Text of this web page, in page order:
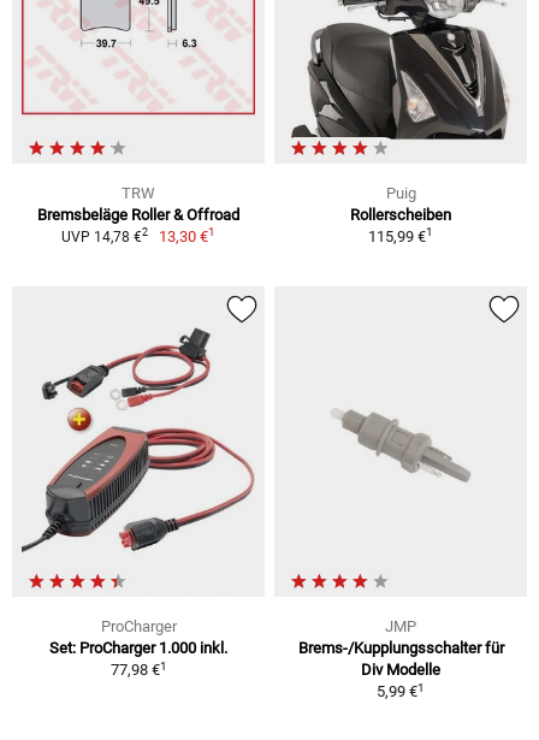
TRW
Bremsbeläge Roller & Offroad
UVP 14,78 €2 13,30 €1
Puig
Rollerscheiben
115,99 €1
ProCharger
Set: ProCharger 1.000 inkl.
77,98 €1
JMP
Brems-/Kupplungsschalter für
Div Modelle
5,99 €1